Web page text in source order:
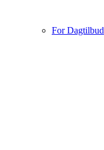
For Dagtilbud